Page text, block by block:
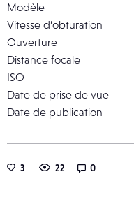
Modèle
Vitesse d’obturation
Ouverture
Distance focale
ISO
Date de prise de vue
Date de publication
3 22 0